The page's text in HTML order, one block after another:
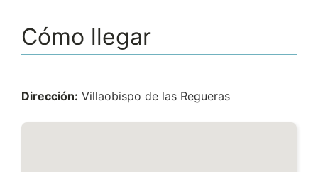
Cómo llegar
Dirección: Villaobispo de las Regueras